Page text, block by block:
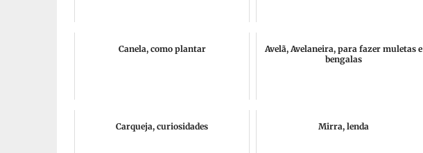
Canela, como plantar
Avelã, Avelaneira, para fazer muletas e
bengalas
Carqueja, curiosidades Mirra, lenda